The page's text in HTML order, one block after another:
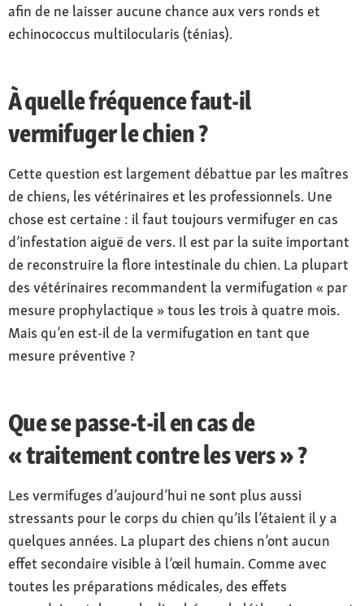
afin de ne laisser aucune chance aux vers ronds et
echinococcus multilocularis (ténias).
À quelle fréquence faut-il
vermifuger le chien ?
Cette question est largement débattue par les maîtres
de chiens, les vétérinaires et les professionnels. Une
chose est certaine : il faut toujours vermifuger en cas
d’infestation aiguë de vers. Il est par la suite important
de reconstruire la flore intestinale du chien. La plupart
des vétérinaires recommandent la vermifugation « par
mesure prophylactique » tous les trois à quatre mois.
Mais qu’en est-il de la vermifugation en tant que
mesure préventive ?
Que se passe-t-il en cas de
« traitement contre les vers » ?
Les vermifuges d’aujourd’hui ne sont plus aussi
stressants pour le corps du chien qu’ils l’étaient il y a
quelques années. La plupart des chiens n’ont aucun
effet secondaire visible à l’œil humain. Comme avec
toutes les préparations médicales, des effets